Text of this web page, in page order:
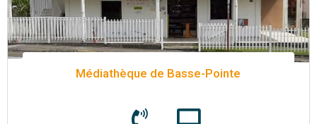
Médiathèque de Basse-Pointe